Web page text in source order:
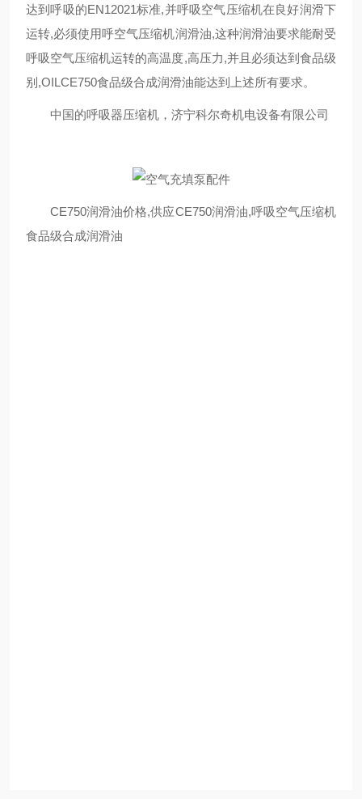
达到呼吸的EN12021标准,并呼吸空气压缩机在良好润滑下
运转,必须使用呼空气压缩机润滑油,这种润滑油要求能耐受
呼吸空气压缩机运转的高温度,高压力,并且必须达到食品级
别,OILCE750食品级合成润滑油能达到上述所有要求。
中国的呼吸器压缩机，济宁科尔奇机电设备有限公司
CE750润滑油价格,供应CE750润滑油,呼吸空气压缩机
食品级合成润滑油